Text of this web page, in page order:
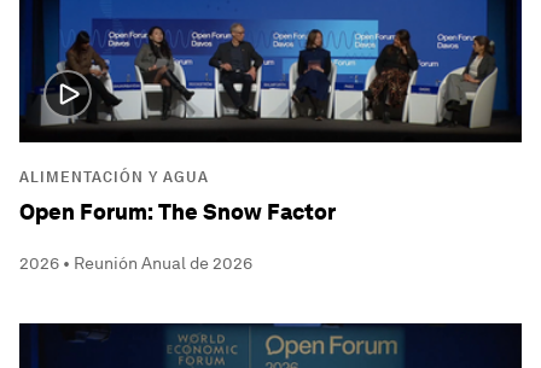
ALIMENTACIÓN Y AGUA
Open Forum: The Snow Factor
2026 • Reunión Anual de 2026